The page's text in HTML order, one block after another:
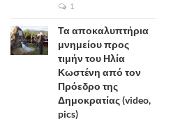
1
Τα αποκαλυπτήρια
μνημείου προς
τιμήν του Ηλία
Κωστένη από τον
Πρόεδρο της
Δημοκρατίας (video,
pics)